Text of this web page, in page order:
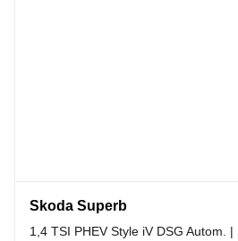
Skoda Superb
1,4 TSI PHEV Style iV DSG Autom.